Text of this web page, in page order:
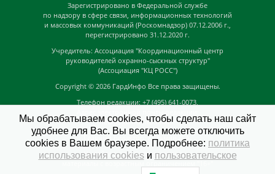
Зарегистрировано в Федеральной службе
по надзору в сфере связи, информационных технологий
и массовых коммуникаций (Роскомнадзор) 07.12.2006 г.,
перегистрировано 31.12.2020 г.
Учредитель: Ассоциация "Координационный центр
руководителей охранно-сыскных структур"
(Ассоциация "КЦ РОСС")
Copyright © 2026 ГардИнфо Все права защищены.
Телефон редакции: +7 (495) 641-0073,
news@guardinfo.online
Главный редактор: Кузьмин Д.А.
На сайте могут быть размещены
Мы обрабатываем cookies, чтобы сделать наш сайт
удобнее для Вас. Вы всегда можете отключить
cookies в Вашем браузере. Подробнее: политика
использования cookiesи пользовательское